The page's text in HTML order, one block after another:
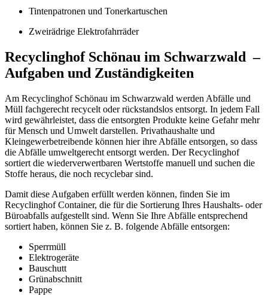
Tintenpatronen und Tonerkartuschen
Zweirädrige Elektrofahrräder
Recyclinghof Schönau im Schwarzwald –
Aufgaben und Zuständigkeiten
Am Recyclinghof Schönau im Schwarzwald werden Abfälle und
Müll fachgerecht recycelt oder rückstandslos entsorgt. In jedem Fall
wird gewährleistet, dass die entsorgten Produkte keine Gefahr mehr
für Mensch und Umwelt darstellen. Privathaushalte und
Kleingewerbetreibende können hier ihre Abfälle entsorgen, so dass
die Abfälle umweltgerecht entsorgt werden. Der Recyclinghof
sortiert die wiederverwertbaren Wertstoffe manuell und suchen die
Stoffe heraus, die noch recyclebar sind.
Damit diese Aufgaben erfüllt werden können, finden Sie im
Recyclinghof Container, die für die Sortierung Ihres Haushalts- oder
Büroabfalls aufgestellt sind. Wenn Sie Ihre Abfälle entsprechend
sortiert haben, können Sie z. B. folgende Abfälle entsorgen:
Sperrmüll
Elektrogeräte
Bauschutt
Grünabschnitt
Pappe